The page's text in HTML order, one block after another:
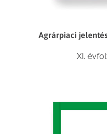
Agrárpiaci
XI.